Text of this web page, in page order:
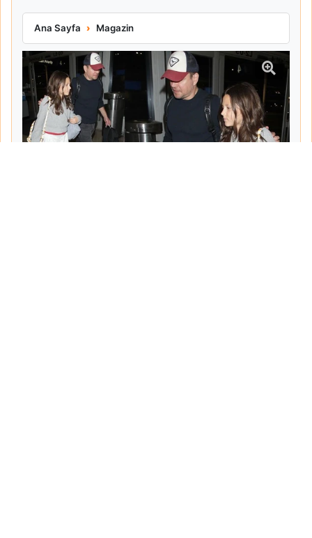
Ana Sayfa Magazin
Matt Damon Babalık Pişmanlığını İtiraf Etti